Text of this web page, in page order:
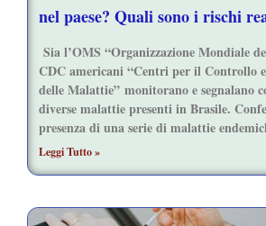
nel paese? Quali sono i rischi
Sia l’OMS “Organizzazione Mondiale
CDC americani “Centri per il Controllo
delle Malattie” monitorano e segnalano
diverse malattie presenti in Brasile.
presenza di una serie di malattie
Leggi Tutto »